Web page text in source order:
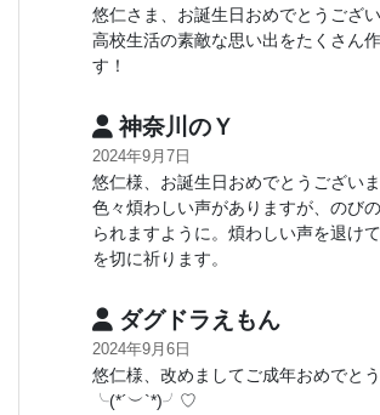
悠仁さま、お誕生日おめでとうござい
高校生活の素敵な思い出をたくさん
す！
神奈川のＹ
2024年9月7日
悠仁様、お誕生日おめでとうございま
色々煩わしい声がありますが、のび
られますように。煩わしい声を退け
を切に祈ります。
ダグドラえもん
2024年9月6日
悠仁様、改めましてご成年おめでと
╰(*´︶`*)╯♡